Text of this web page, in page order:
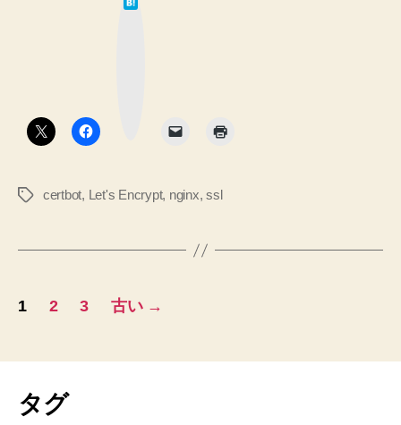
の
タ
certbot, Let's Encrypt, nginx,ssl
投
の
ペ
1 2 3 古い →
タグ